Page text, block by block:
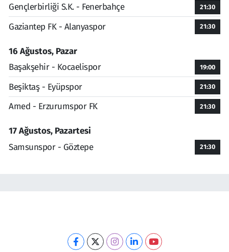
Gençlerbirliği S.K. - Fenerbahçe 21:30
Gaziantep FK - Alanyaspor 21:30
16 Ağustos, Pazar
Başakşehir - Kocaelispor
19:00
Beşiktaş - Eyüpspor 21:30
Amed - Erzurumspor FK 21:30
17 Ağustos, Pazartesi
Samsunspor - Göztepe
21:30